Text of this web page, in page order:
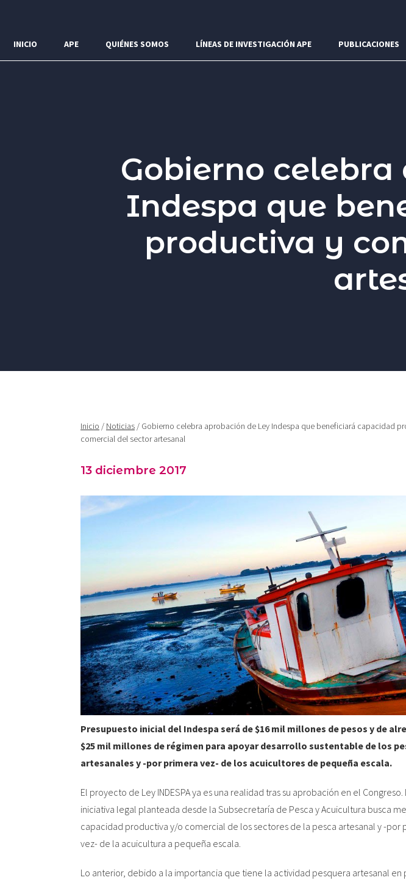
Sembrando elMarde Chile
INICIO APE QUIÉNES SOMOS LÍNEAS DE INVESTIGACIÓN APE PUBLICACIONES
Gobierno
Indespa que
productiva y
Inicio / Noticias / Gobierno celebra aprobación de Ley Indespa que beneficiará capacidad
comercial del sector artesanal
13 diciembre 2017
Presupuesto inicial del Indespa será de $16 mil millones de pesos y de
$25 mil millones de régimen para apoyar desarrollo sustentable de los
artesanales y -por primera vez- de los acuicultores de pequeña escala.
El proyecto de Ley INDESPA ya es una realidad tras su aprobación en el Congreso.
iniciativa legal planteada desde la Subsecretaría de Pesca y Acuicultura busca
capacidad productiva y/o comercial de los sectores de la pesca artesanal y -por
vez- de la acuicultura a pequeña escala.
Lo anterior, debido a la importancia que tiene la actividad pesquera artesanal en